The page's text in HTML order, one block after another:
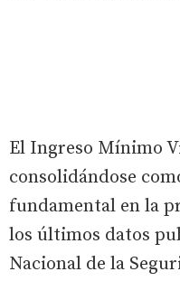
El Ingreso Mínimo
consolidándose
fundamental en la
los últimos datos
Nacional de la